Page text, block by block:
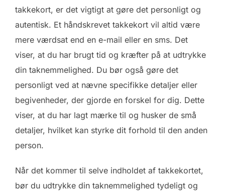
takkekort, er det vigtigt at gøre det personligt og
autentisk. Et håndskrevet takkekort vil altid være
mere værdsat end en e-mail eller en sms. Det
viser, at du har brugt tid og kræfter på at udtrykke
din taknemmelighed. Du bør også gøre det
personligt ved at nævne specifikke detaljer eller
begivenheder, der gjorde en forskel for dig. Dette
viser, at du har lagt mærke til og husker de små
detaljer, hvilket kan styrke dit forhold til den anden
person.
Når det kommer til selve indholdet af takkekortet,
bør du udtrykke din taknemmelighed tydeligt og